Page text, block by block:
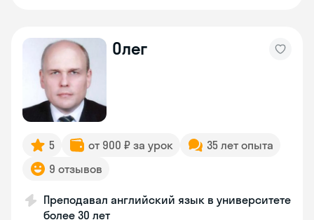
Олег
5 от 900 ₽ за урок
35 лет опыта
9 отзывов
Преподавал английский язык в университете
более 30 лет